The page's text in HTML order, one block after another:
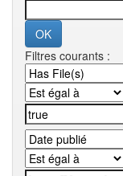
Filtres courants :